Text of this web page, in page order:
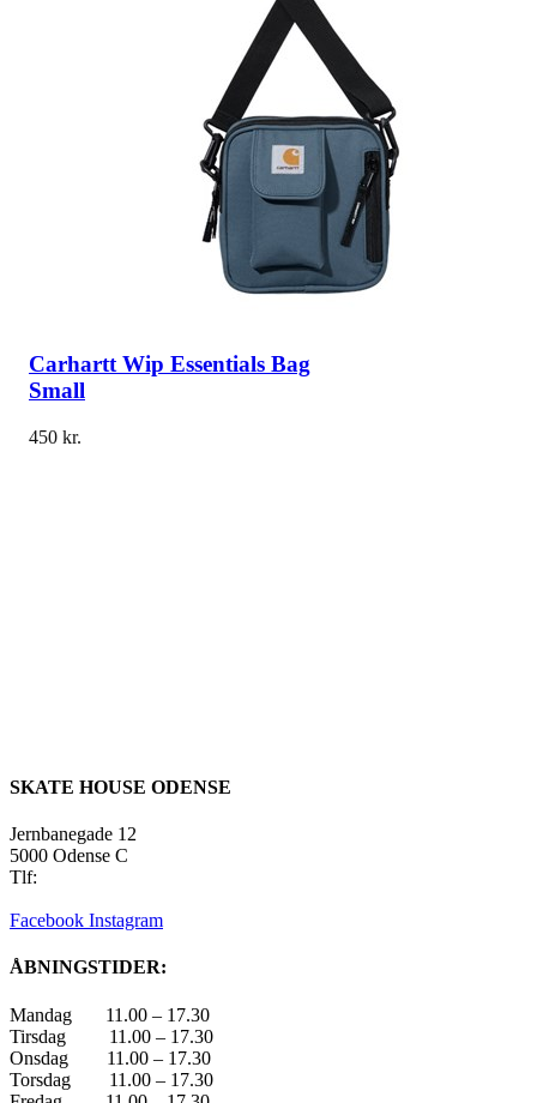
Carhartt Wip Essentials Bag
Small
450 kr.
SKATE HOUSE ODENSE
Jernbanegade 12
5000 Odense C
Tlf:
Facebook Instagram
ÅBNINGSTIDER:
Mandag 11.00 – 17.30
Tirsdag 11.00 – 17.30
Onsdag 11.00 – 17.30
Torsdag 11.00 – 17.30